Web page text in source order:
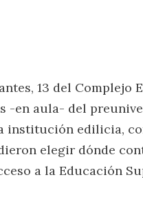
13 del
-en aula- del
institución edilicia,
elegir dónde
a la Educación